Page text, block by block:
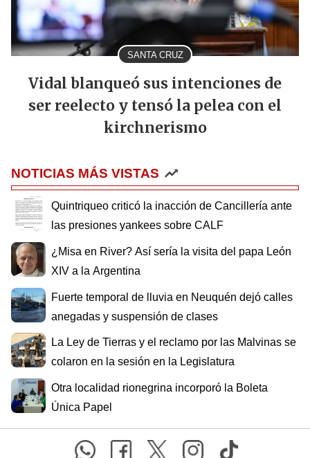
SANTA CRUZ
Vidal blanqueó sus intenciones de
ser reelecto y tensó la pelea con el
kirchnerismo
NOTICIAS MÁS VISTAS
Quintriqueo criticó la inacción de Cancillería ante
las presiones yankees sobre CALF
¿Misa en River? Así sería la visita del papa León
XIV a la Argentina
Fuerte temporal de lluvia en Neuquén dejó calles
anegadas y suspensión de clases
La Ley de Tierras y el reclamo por las Malvinas se
colaron en la sesión en la Legislatura
Otra localidad rionegrina incorporó la Boleta
Única Papel